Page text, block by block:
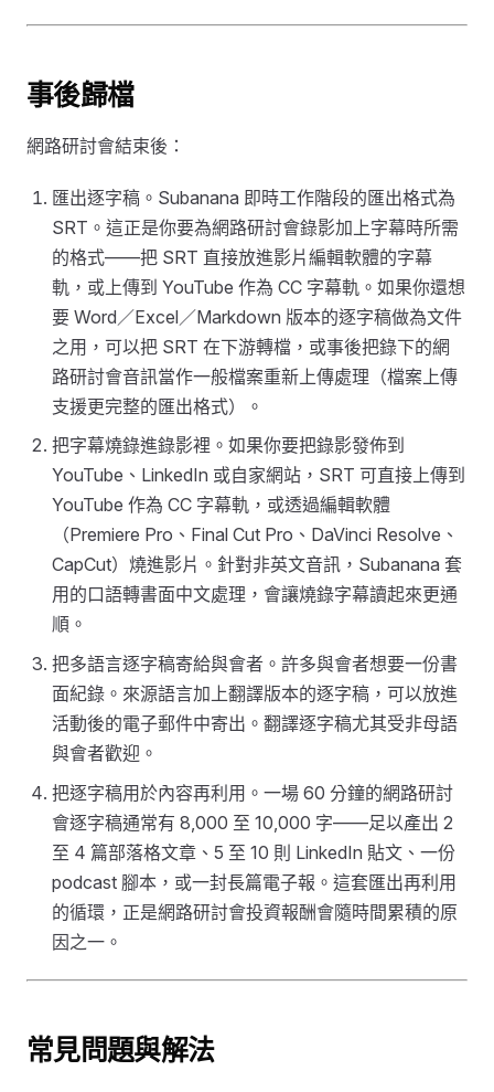
事後歸檔
網路研討會結束後：
匯出逐字稿。Subanana 即時工作階段的匯出格式為
SRT。這正是你要為網路研討會錄影加上字幕時所需
的格式——把 SRT 直接放進影片編輯軟體的字幕
軌，或上傳到 YouTube 作為 CC 字幕軌。如果你還想
要 Word／Excel／Markdown 版本的逐字稿做為文件
之用，可以把 SRT 在下游轉檔，或事後把錄下的網
路研討會音訊當作一般檔案重新上傳處理（檔案上傳
支援更完整的匯出格式）。
把字幕燒錄進錄影裡。如果你要把錄影發佈到
YouTube、LinkedIn 或自家網站，SRT 可直接上傳到
YouTube 作為 CC 字幕軌，或透過編輯軟體
（Premiere Pro、Final Cut Pro、DaVinci Resolve、
CapCut）燒進影片。針對非英文音訊，Subanana 套
用的口語轉書面中文處理，會讓燒錄字幕讀起來更通
順。
把多語言逐字稿寄給與會者。許多與會者想要一份書
面紀錄。來源語言加上翻譯版本的逐字稿，可以放進
活動後的電子郵件中寄出。翻譯逐字稿尤其受非母語
與會者歡迎。
把逐字稿用於內容再利用。一場 60 分鐘的網路研討
會逐字稿通常有 8,000 至 10,000 字——足以產出 2
至 4 篇部落格文章、5 至 10 則 LinkedIn 貼文、一份
podcast 腳本，或一封長篇電子報。這套匯出再利用
的循環，正是網路研討會投資報酬會隨時間累積的原
因之一。
常見問題與解法